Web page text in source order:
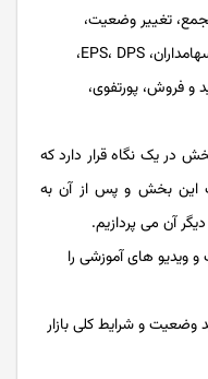
مجمع، تغییر وضعیت،
شناسه، هیات مدیره، حقیقی-حقوقی، سهامداران، EPS، DPS،
و فروش، پورتفوی،
در یک نگاه قرار دارد که
این بخش و پس از آن به
آن می پردازیم.
ویدیو های آموزشی را
وضعیت و شرایط کلی بازار